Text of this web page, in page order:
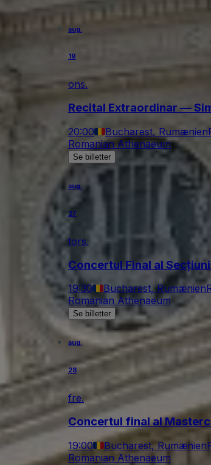
aug.
19
ons.
Recital Extraordinar —
20:00 Bucharest, Rumænien
Romanian Athenaeum
Se billetter
aug.
27
tors.
Concertul Final al
19:30 Bucharest, Rumænien
Romanian Athenaeum
Se billetter
aug.
28
fre.
Concertul final al
19:00 Bucharest, Rumænien
Romanian Athenaeum